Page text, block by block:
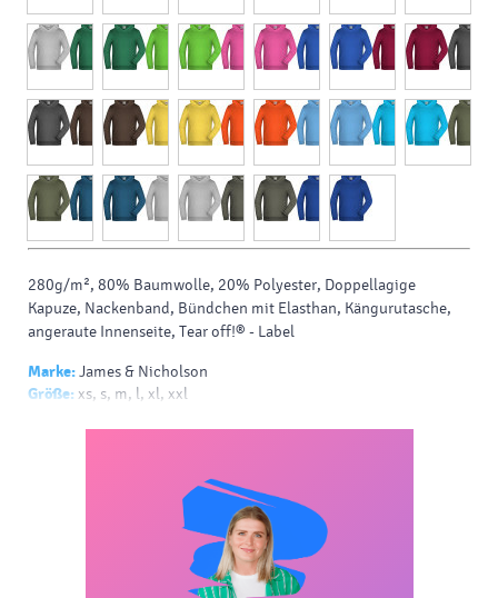
280g/m², 80% Baumwolle, 20% Polyester, Doppellagige
Kapuze, Nackenband, Bündchen mit Elasthan, Kängurutasche,
angeraute Innenseite, Tear off!® - Label
Marke:James & Nicholson
Größe: xs, s, m, l, xl, xxl
orange, hellblau, türkis, blau, dunkelgrau
siebdruck - papierdruck - b, transferdruck - v, siebdruck
auf t-shirts - v, drucken - sublimation, siebdruck - helles t-shirt -
b, siebdruck - dunkles t-shirt - b